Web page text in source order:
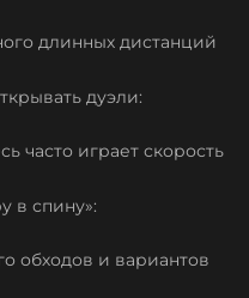
длинных дистанций
дуэли:
часто играет скорость
в спину»:
обходов и вариантов